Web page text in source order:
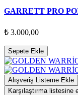
GARRETT PRO
₺ 3.000,00
Sepete Ekle
Alışveriş Listeme Ekle
Karşılaştırma listesine